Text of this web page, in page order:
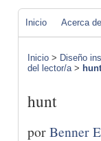
Inicio Acerca de
Inicio > Diseño
del lector/a> hunt
hunt
porBenner